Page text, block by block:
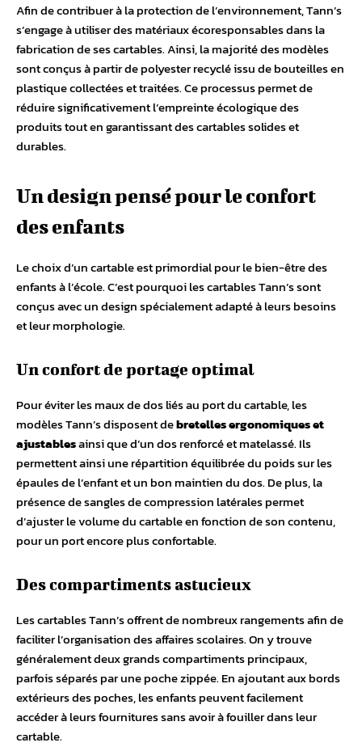
Afin de contribuer à la protection de l’environnement, Tann’s
s’engage à utiliser des matériaux écoresponsables dans la
fabrication de ses cartables. Ainsi, la majorité des modèles
sont conçus à partir de polyester recyclé issu de bouteilles en
plastique collectées et traitées. Ce processus permet de
réduire significativement l’empreinte écologique des
produits tout en garantissant des cartables solides et
durables.
Un design pensé pour le confort
des enfants
Le choix d’un cartable est primordial pour le bien-être des
enfants à l’école. C’est pourquoi les cartables Tann’s sont
conçus avec un design spécialement adapté à leurs besoins
et leur morphologie.
Un confort de portage optimal
Pour éviter les maux de dos liés au port du cartable, les
modèles Tann’s disposent debretelles ergonomiques et
ajustablesainsi que d’un dos renforcé et matelassé. Ils
permettent ainsi une répartition équilibrée du poids sur les
épaules de l’enfant et un bon maintien du dos. De plus, la
présence de sangles de compression latérales permet
d’ajuster le volume du cartable en fonction de son contenu,
pour un port encore plus confortable.
Des compartiments astucieux
Les cartables Tann’s offrent de nombreux rangements afin de
faciliter l’organisation des affaires scolaires. On y trouve
généralement deux grands compartiments principaux,
parfois séparés par une poche zippée. En ajoutant aux bords
extérieurs des poches, les enfants peuvent facilement
accéder à leurs fournitures sans avoir à fouiller dans leur
cartable.